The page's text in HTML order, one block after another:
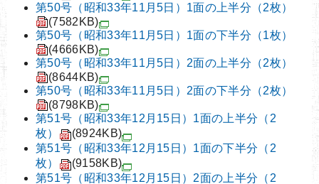
第50号（昭和33年11月5日）1面の上半分（2枚）
(7582KB)
第50号（昭和33年11月5日）1面の下半分（1枚）
(4666KB)
第50号（昭和33年11月5日）2面の上半分（2枚）
(8644KB)
第50号（昭和33年11月5日）2面の下半分（2枚）
(8798KB)
第51号（昭和33年12月15日）1面の上半分（2
枚）
(8924KB)
第51号（昭和33年12月15日）1面の下半分（2
枚）
(9158KB)
第51号（昭和33年12月15日）2面の上半分（2